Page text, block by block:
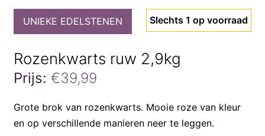
UNIEKE EDELSTENEN Slechts 1 op voorraad
Rozenkwarts ruw 2,9kg
Prijs: €39,99
ruw
2,9kg
Grote brok van rozenkwarts. Mooie roze van kleur
en op verschillende manieren neer te leggen.